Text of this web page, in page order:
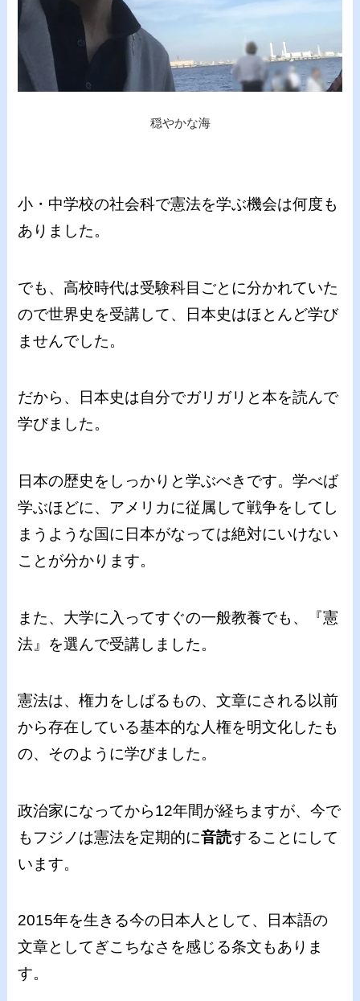
穏やかな海
小・中学校の社会科で憲法を学ぶ機会は何度も
ありました。
でも、高校時代は受験科目ごとに分かれていた
ので世界史を受講して、日本史はほとんど学び
ませんでした。
だから、日本史は自分でガリガリと本を読んで
学びました。
日本の歴史をしっかりと学ぶべきです。学べば
学ぶほどに、アメリカに従属して戦争をしてし
まうような国に日本がなっては絶対にいけない
ことが分かります。
また、大学に入ってすぐの一般教養でも、『憲
法』を選んで受講しました。
憲法は、権力をしばるもの、文章にされる以前
から存在している基本的な人権を明文化したも
の、そのように学びました。
政治家になってから12年間が経ちますが、今で
もフジノは憲法を定期的に音読することにして
います。
2015年を生きる今の日本人として、日本語の
文章としてぎこちなさを感じる条文もありま
す。